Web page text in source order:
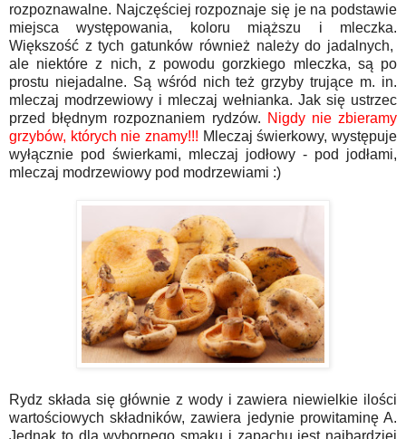
rozpoznawalne. Najczęściej rozpoznaje się je na podstawie
miejsca występowania, koloru miąższu i mleczka.
Większość z tych gatunków również należy do jadalnych,
ale niektóre z nich, z powodu gorzkiego mleczka, są po
prostu niejadalne. Są wśród nich też grzyby trujące m. in.
mleczaj modrzewiowy i mleczaj wełnianka. Jak się ustrzec
przed błędnym rozpoznaniem rydzów. Nigdy nie zbieramy
grzybów, których nie znamy!!! Mleczaj świerkowy, występuje
wyłącznie pod świerkami, mleczaj jodłowy - pod jodłami,
mleczaj modrzewiowy pod modrzewiami :)
Rydz składa się głównie z wody i zawiera niewielkie ilości
wartościowych składników, zawiera jedynie prowitaminę A.
Jednak to dla wybornego smaku i zapachu jest najbardziej